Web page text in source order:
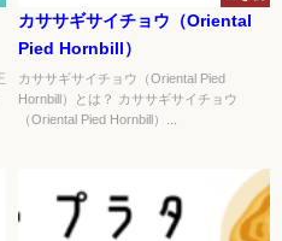
カササギサイチョウ（Oriental
Pied Hornbill）
カササギサイチョウ（Oriental Pied
Hornbill）とは？ カササギサイチョウ
（Oriental Pied Hornbill）...